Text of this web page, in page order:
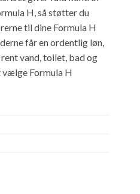
H, så støtter du
til dine Formula H
får en ordentlig løn,
vand, toilet, bad og
vælge Formula H